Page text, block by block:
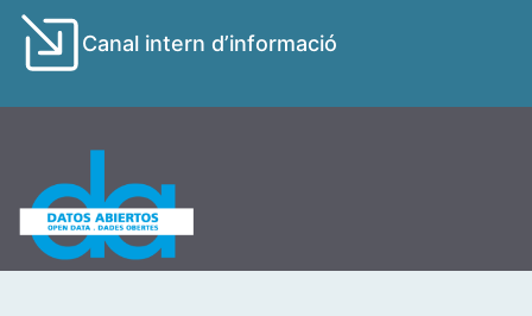
Canal intern d’informació